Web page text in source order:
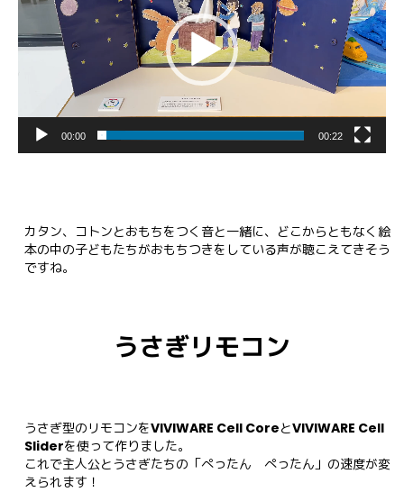
ー
00:00 00:22
カタン、コトンとおもちをつく音と一緒に、どこからともなく絵
本の中の子どもたちがおもちつきをしている声が聴こえてきそう
ですね。
うさぎリモコン
うさぎ型のリモコンをVIVIWARE Cell CoreとVIVIWARE Cell
Sliderを使って作りました。
これで主人公とうさぎたちの「ぺったん　ぺったん」の速度が変
えられます！